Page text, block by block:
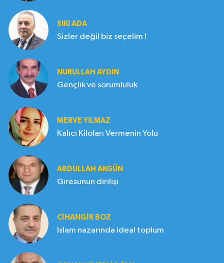
SIKI ADA
Sizler değil biz seçelim !
NURULLAH AYDIN
Gençlik ve sorumluluk
MERVE YILMAZ
Kalıcı Kiloları Vermenin Yolu
ABDULLAH AKGÜN
Giresunun dirilişi
CIHANGIR BOZ
İslam nazarında ideal toplum